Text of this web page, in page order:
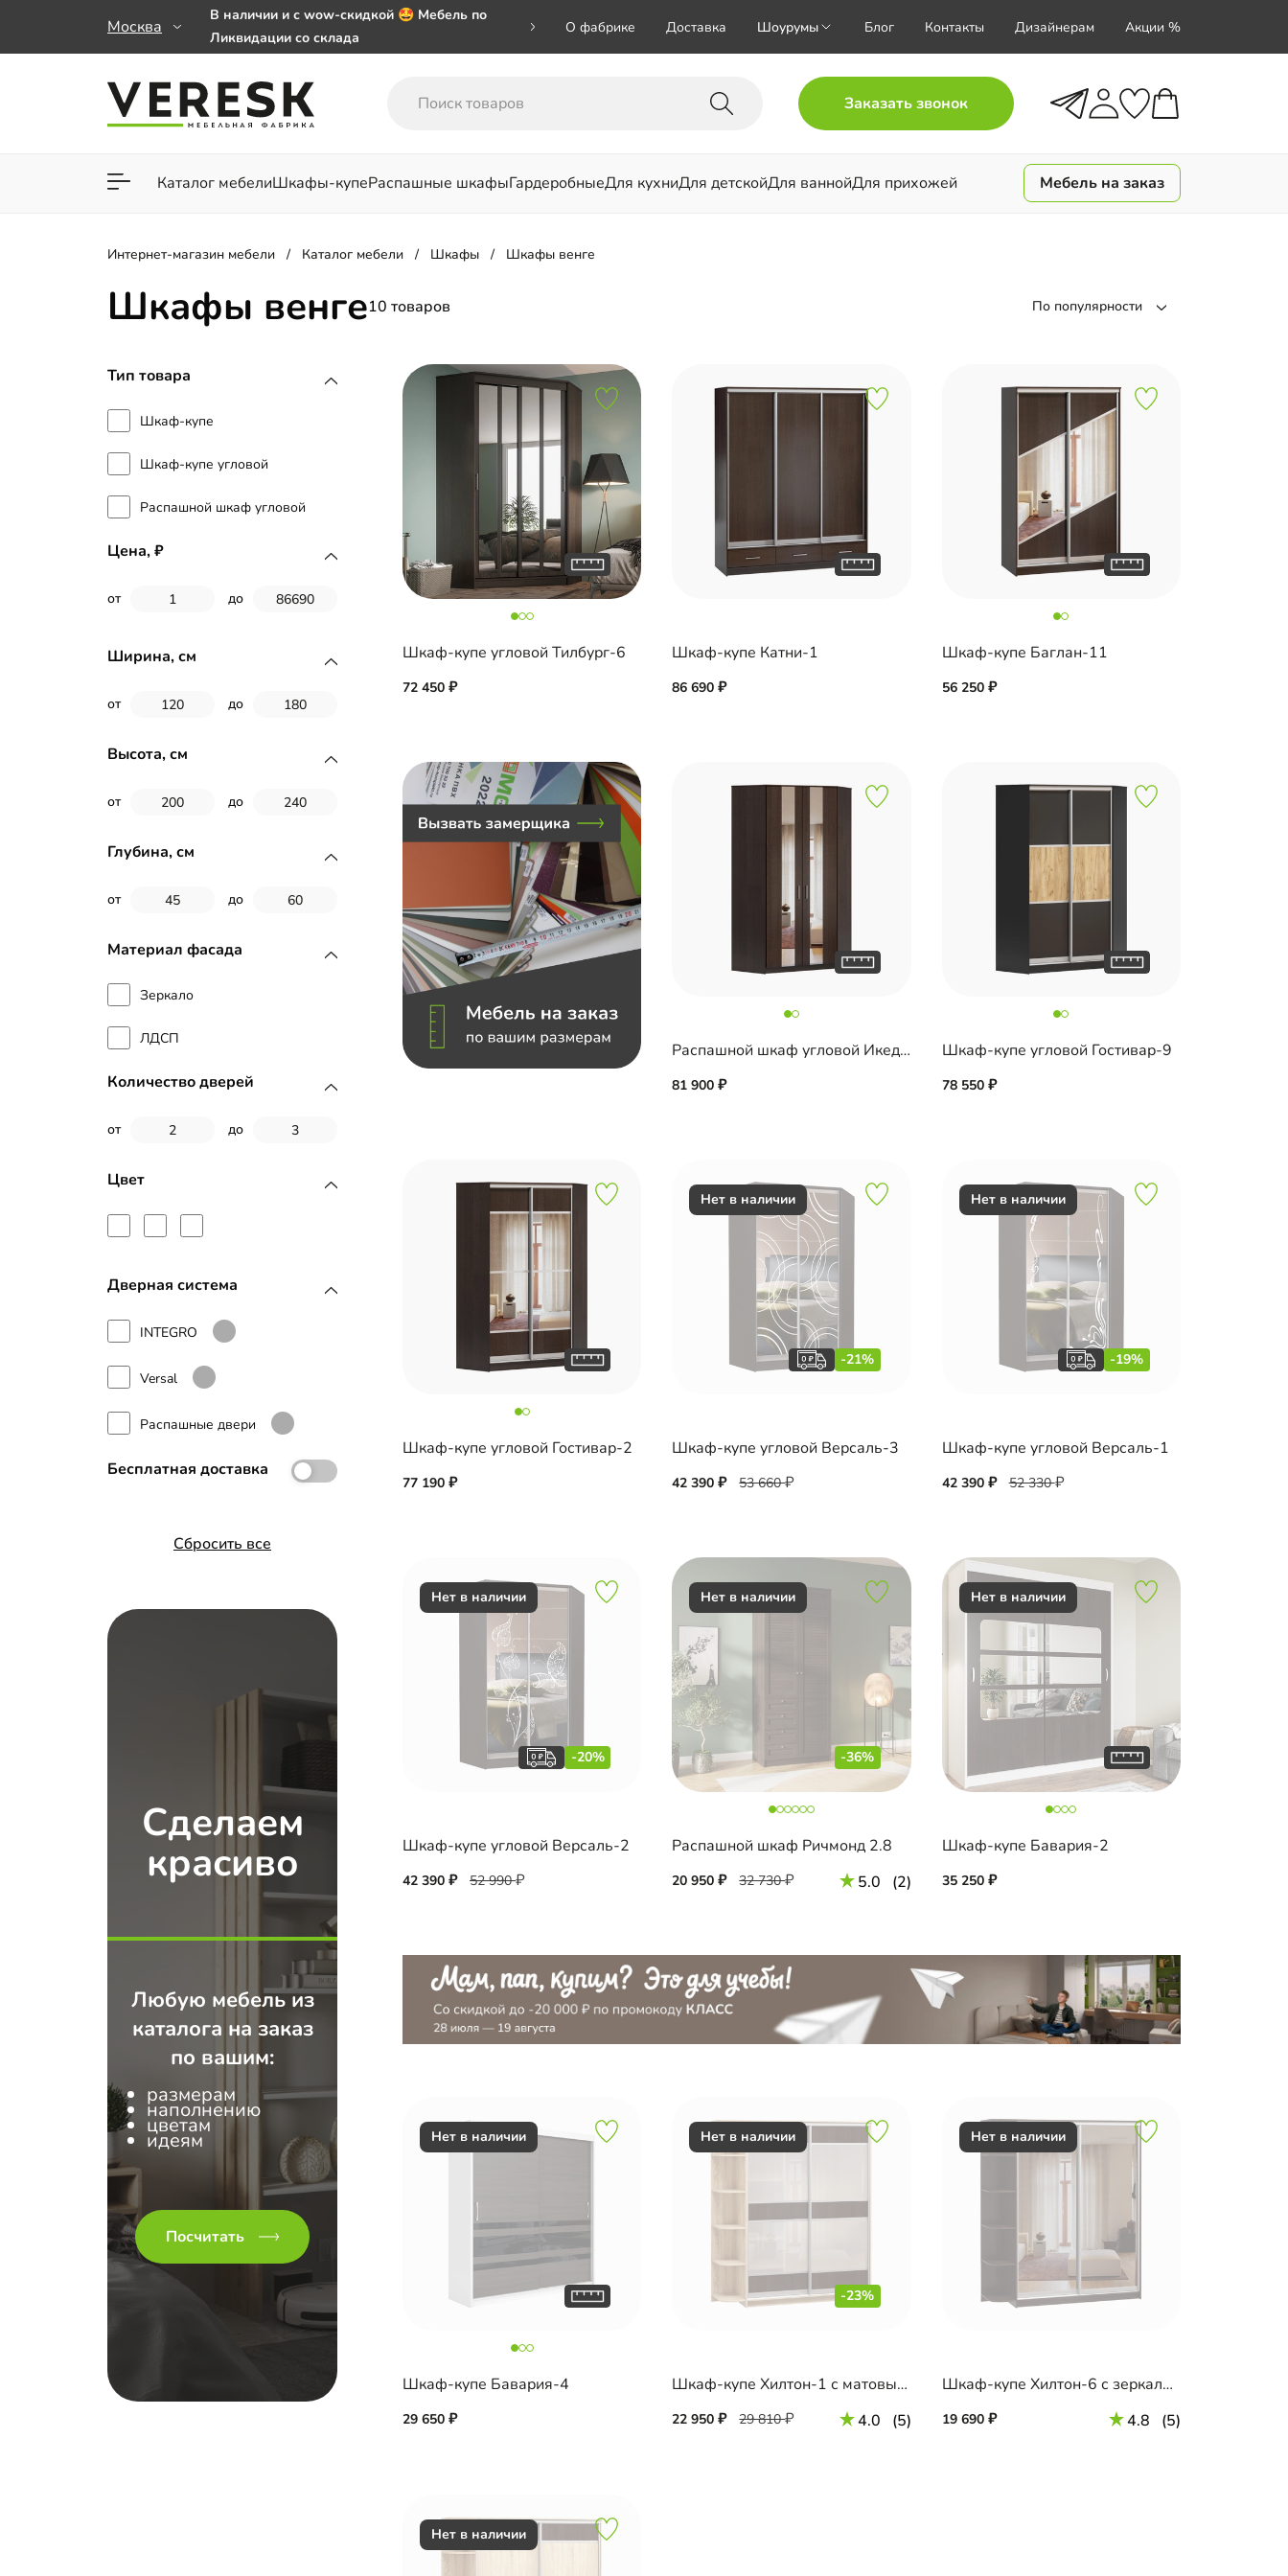
Москва
В наличии и с wow-скидкой 🤩 Мебель по
Ликвидации со склада
заказе от 50 000 ₽
Важно! Наш Whatsapp переехал на номер
О фабрике Доставка Шоурумы Блог Контакты Дизайнерам Акции %
Заказать звонок
Каталог мебелиШкафы-купеРаспашные шкафыГардеробныеДля кухниДля детскойДля ваннойДля прихожей
Для гостиной Для спальни
Мебель на заказ
Интернет-магазин мебели Каталог мебели Шкафы Шкафы венге
Шкафы венге10 товаров По популярности
Тип товара
Шкаф-купе
Шкаф-купе угловой
Распашной шкаф угловой
Цена,
от до
Ширина, см
от до
Высота, см
от до
Глубина, см
от до
Материал фасада
Зеркало
ЛДСП
Количество дверей
от до
Цвет
Дверная система
INTEGRO
Versal
Распашные двери
Бесплатная доставка
Сбросить все
Сделаем
красиво
Любую мебель из
каталога на заказ
по вашим:
размерам
наполнению
цветам
идеям
Посчитать
Шкаф-купе угловой Тилбург-6
72 450
Шкаф-купе Катни-1
86 690
Шкаф-купе Баглан-11
56 250
Распашной шкаф угловой Икеда-4
81 900
Шкаф-купе угловой Гостивар-9
78 550
Шкаф-купе угловой Гостивар-2
77 190
-21%
Шкаф-купе угловой Версаль-3
42 390 53 660
-19%
Шкаф-купе угловой Версаль-1
42 390 52 330
-20%
Шкаф-купе угловой Версаль-2
42 390 52 990
-36%
Распашной шкаф Ричмонд 2.8
20 950 32 730 5.0 (2)
Шкаф-купе Бавария-2
35 250
Шкаф-купе Бавария-4
29 650
-23%
Шкаф-купе Хилтон-1 с матовым стеклом
22 950 29 810 4.0 (5)
Шкаф-купе Хилтон-6 с зеркалом
19 690 4.8 (5)